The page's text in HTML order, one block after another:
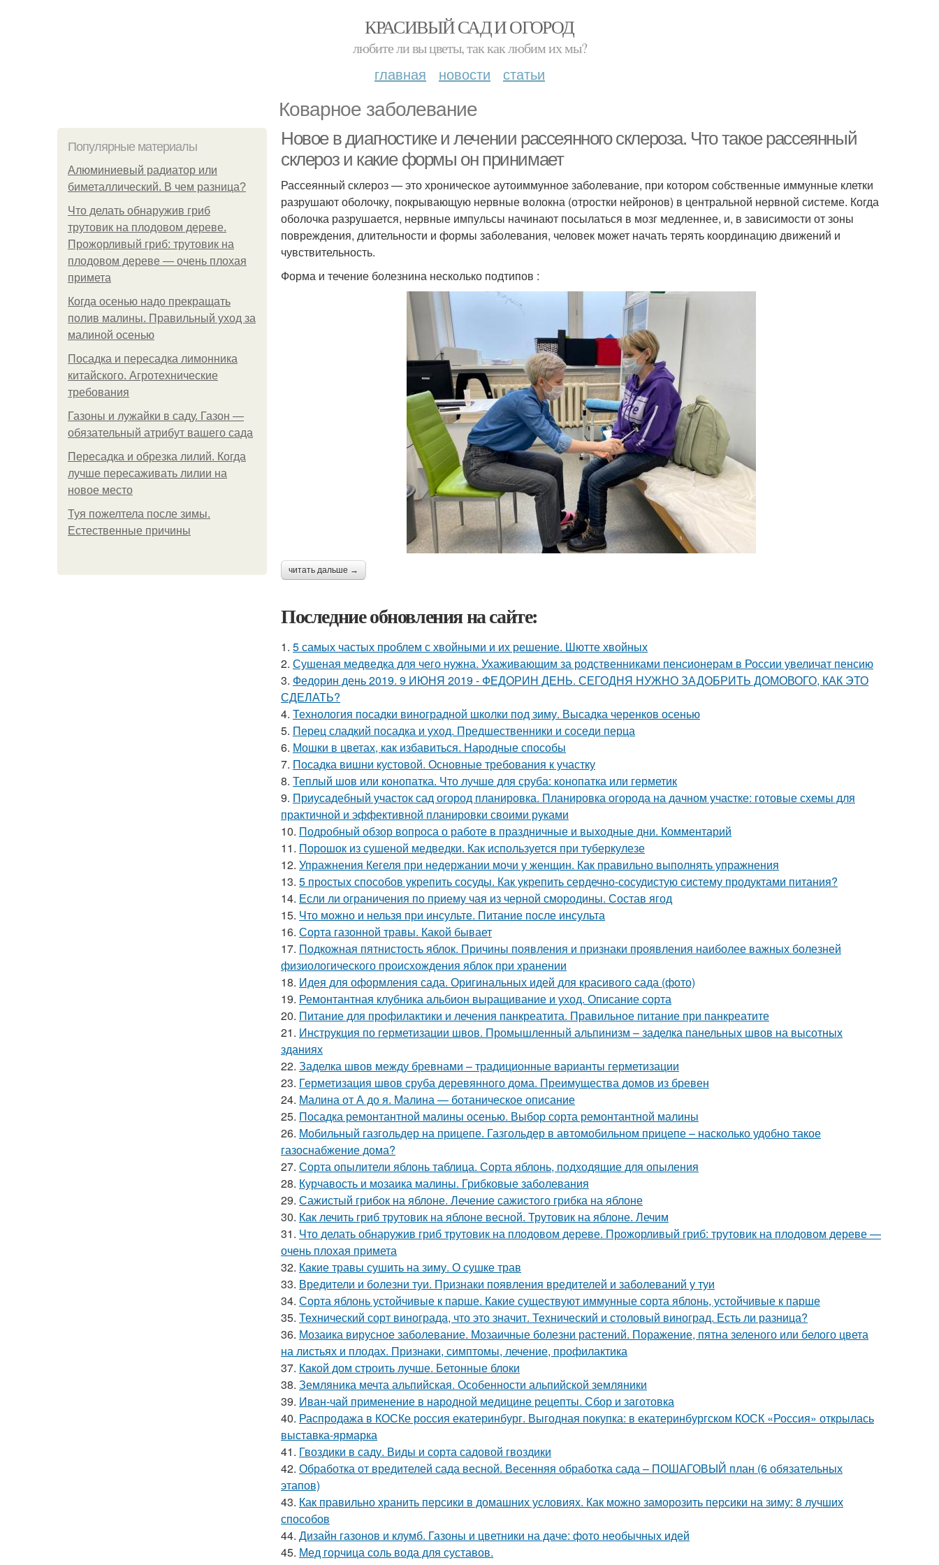
КРАСИВЫЙ САД И ОГОРОД
любите ли вы цветы, так как любим их мы?
главная новости статьи
Коварное заболевание
Популярные материалы
Алюминиевый радиатор или
биметаллический. В чем разница?
Что делать обнаружив гриб
трутовик на плодовом дереве.
Прожорливый гриб: трутовик на
плодовом дереве — очень плохая
примета
Когда осенью надо прекращать
полив малины. Правильный уход за
малиной осенью
Посадка и пересадка лимонника
китайского. Агротехнические
требования
Газоны и лужайки в саду. Газон —
обязательный атрибут вашего сада
Пересадка и обрезка лилий. Когда
лучше пересаживать лилии на
новое место
Туя пожелтела после зимы.
Естественные причины
Новое в диагностике и лечении рассеянного склероза. Что такое рассеянный
склероз и какие формы он принимает
Рассеянный склероз — это хроническое аутоиммунное заболевание, при котором собственные иммунные клетки
разрушают оболочку, покрывающую нервные волокна (отростки нейронов) в центральной нервной системе. Когда
оболочка разрушается, нервные импульсы начинают посылаться в мозг медленнее, и, в зависимости от зоны
повреждения, длительности и формы заболевания, человек может начать терять координацию движений и
чувствительность.
Форма и течение болезнина несколько подтипов :
читать дальше →
Последние обновления на сайте:
1. 5 самых частых проблем с хвойными и их решение. Шютте хвойных
2. Сушеная медведка для чего нужна. Ухаживающим за родственниками пенсионерам в России увеличат пенсию
3. Федорин день 2019. 9 ИЮНЯ 2019 - ФЕДОРИН ДЕНЬ. СЕГОДНЯ НУЖНО ЗАДОБРИТЬ ДОМОВОГО, КАК ЭТО
СДЕЛАТЬ?
4. Технология посадки виноградной школки под зиму. Высадка черенков осенью
5. Перец сладкий посадка и уход. Предшественники и соседи перца
6. Мошки в цветах, как избавиться. Народные способы
7. Посадка вишни кустовой. Основные требования к участку
8. Теплый шов или конопатка. Что лучше для сруба: конопатка или герметик
9. Приусадебный участок сад огород планировка. Планировка огорода на дачном участке: готовые схемы для
практичной и эффективной планировки своими руками
10. Подробный обзор вопроса о работе в праздничные и выходные дни. Комментарий
11. Порошок из сушеной медведки. Как используется при туберкулезе
12. Упражнения Кегеля при недержании мочи у женщин. Как правильно выполнять упражнения
13. 5 простых способов укрепить сосуды. Как укрепить сердечно-сосудистую систему продуктами питания?
14. Если ли ограничения по приему чая из черной смородины. Состав ягод
15. Что можно и нельзя при инсульте. Питание после инсульта
16. Сорта газонной травы. Какой бывает
17. Подкожная пятнистость яблок. Причины появления и признаки проявления наиболее важных болезней
физиологического происхождения яблок при хранении
18. Идея для оформления сада. Оригинальных идей для красивого сада (фото)
19. Ремонтантная клубника альбион выращивание и уход. Описание сорта
20. Питание для профилактики и лечения панкреатита. Правильное питание при панкреатите
21. Инструкция по герметизации швов. Промышленный альпинизм – заделка панельных швов на высотных
зданиях
22. Заделка швов между бревнами – традиционные варианты герметизации
23. Герметизация швов сруба деревянного дома. Преимущества домов из бревен
24. Малина от А до я. Малина — ботаническое описание
25. Посадка ремонтантной малины осенью. Выбор сорта ремонтантной малины
26. Мобильный газгольдер на прицепе. Газгольдер в автомобильном прицепе – насколько удобно такое
газоснабжение дома?
27. Сорта опылители яблонь таблица. Сорта яблонь, подходящие для опыления
28. Курчавость и мозаика малины. Грибковые заболевания
29. Сажистый грибок на яблоне. Лечение сажистого грибка на яблоне
30. Как лечить гриб трутовик на яблоне весной. Трутовик на яблоне. Лечим
31. Что делать обнаружив гриб трутовик на плодовом дереве. Прожорливый гриб: трутовик на плодовом дереве —
очень плохая примета
32. Какие травы сушить на зиму. О сушке трав
33. Вредители и болезни туи. Признаки появления вредителей и заболеваний у туи
34. Сорта яблонь устойчивые к парше. Какие существуют иммунные сорта яблонь, устойчивые к парше
35. Технический сорт винограда, что это значит. Технический и столовый виноград. Есть ли разница?
36. Мозаика вирусное заболевание. Мозаичные болезни растений. Поражение, пятна зеленого или белого цвета
на листьях и плодах. Признаки, симптомы, лечение, профилактика
37. Какой дом строить лучше. Бетонные блоки
38. Земляника мечта альпийская. Особенности альпийской земляники
39. Иван-чай применение в народной медицине рецепты. Сбор и заготовка
40. Распродажа в КОСКе россия екатеринбург. Выгодная покупка: в екатеринбургском КОСК «Россия» открылась
выставка-ярмарка
41. Гвоздики в саду. Виды и сорта садовой гвоздики
42. Обработка от вредителей сада весной. Весенняя обработка сада – ПОШАГОВЫЙ план (6 обязательных
этапов)
43. Как правильно хранить персики в домашних условиях. Как можно заморозить персики на зиму: 8 лучших
способов
44. Дизайн газонов и клумб. Газоны и цветники на даче: фото необычных идей
45. Мед горчица соль вода для суставов.